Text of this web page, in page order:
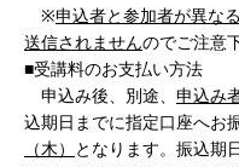
※申込者と参加者が異な
送信されませんのでご注意
■受講料のお支払い方法
申込み後、別途、 申込み
込期日までに指定口座へお
（木）
となります。振込期